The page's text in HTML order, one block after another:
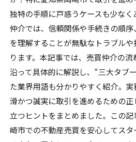
独特の手順に戸惑うケースも少な
仲介では、信頼関係や手続きの順
を理解することが無駄なトラブル
ります。本記事では、売買仲介の
沿って具体的に解説し、“三大タブ
た業界用語も分かりやすく紹介。
滑かつ誠実に取引を進めるための
立つヒントをまとめました。この
崎市での不動産売買を安心してス